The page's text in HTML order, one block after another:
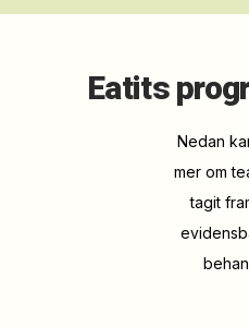
Eatits
Nedan
mer om
tagit